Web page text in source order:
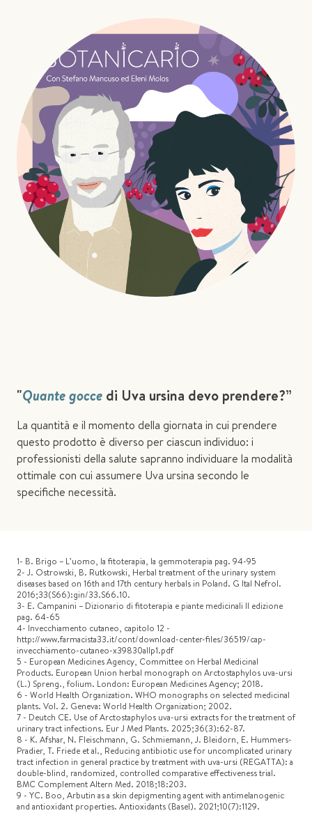
"Quante gocce di Uva ursina devo prendere?”
La quantità e il momento della giornata in cui prendere
questo prodotto è diverso per ciascun individuo: i
professionisti della salute sapranno individuare la modalità
ottimale con cui assumere Uva ursina secondo le
specifiche necessità.
1- B. Brigo – L’uomo, la fitoterapia, la gemmoterapia pag. 94-95
2- J. Ostrowski, B. Rutkowski, Herbal treatment of the urinary system
diseases based on 16th and 17th century herbals in Poland. G Ital Nefrol.
2016;33(S66):gin/33.S66.10.
3- E. Campanini – Dizionario di fitoterapia e piante medicinali II edizione
pag. 64-65
4- Invecchiamento cutaneo, capitolo 12 -
http://www.farmacista33.it/cont/download-center-files/36519/cap-
invecchiamento-cutaneo-x39830allp1.pdf
5 - European Medicines Agency, Committee on Herbal Medicinal
Products. European Union herbal monograph on Arctostaphylos uva-ursi
(L.) Spreng., folium. London: European Medicines Agency; 2018.
6 - World Health Organization. WHO monographs on selected medicinal
plants. Vol. 2. Geneva: World Health Organization; 2002.
7 - Deutch CE. Use of Arctostaphylos uva-ursi extracts for the treatment of
urinary tract infections. Eur J Med Plants. 2025;36(3):62-87.
8 - K. Afshar, N. Fleischmann, G. Schmiemann, J. Bleidorn, E. Hummers-
Pradier, T. Friede et al., Reducing antibiotic use for uncomplicated urinary
tract infection in general practice by treatment with uva-ursi (REGATTA): a
double-blind, randomized, controlled comparative effectiveness trial.
BMC Complement Altern Med. 2018;18:203.
9 - YC. Boo, Arbutin as a skin depigmenting agent with antimelanogenic
and antioxidant properties. Antioxidants (Basel). 2021;10(7):1129.